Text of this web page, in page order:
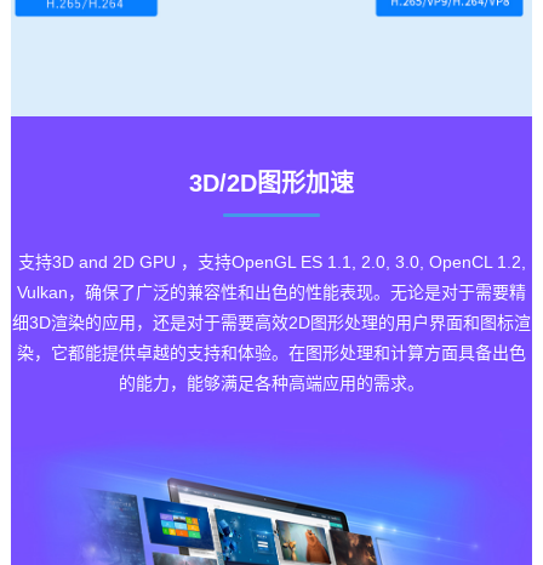
3D/2D图形加速
支持3D and 2D GPU ，支持OpenGL ES 1.1, 2.0, 3.0, OpenCL 1.2,
Vulkan，确保了广泛的兼容性和出色的性能表现。无论是对于需要精
细3D渲染的应用，还是对于需要高效2D图形处理的用户界面和图标渲
染，它都能提供卓越的支持和体验。在图形处理和计算方面具备出色
的能力，能够满足各种高端应用的需求。